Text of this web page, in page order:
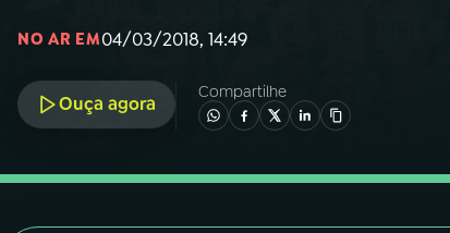
06VIDEOCASTS
07ÚLTIMAS
08FESTIVAL DE MÚSICA
NO AR EM04/03/2018, 14:49
Ouça agora
Compartilhe